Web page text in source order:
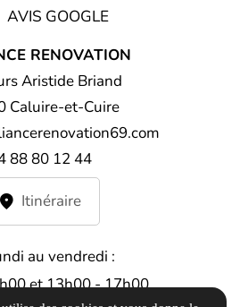
AVIS GOOGLE
RENOVATION
Aristide Briand
Caluire-et-Cuire
88 80 12 44
Itinéraire
au vendredi :
et 13h00 - 17h00